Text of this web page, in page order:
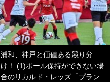
浦和、神戸と価値ある競り分
け！ (1)ボール保持ができない場
合のリカルド・レッズ「プラン